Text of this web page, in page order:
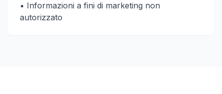
• Informazioni a fini di marketing non
autorizzato